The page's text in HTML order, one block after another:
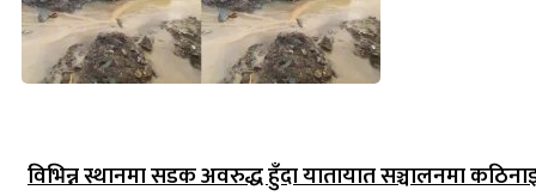
विभिन्न स्थानमा सडक अवरुद्ध हुँदा यातायात सञ्चालनमा